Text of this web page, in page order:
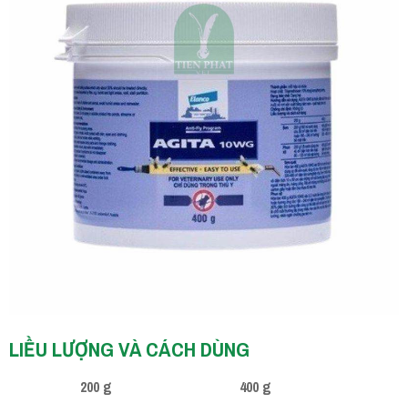
LIỀU LƯỢNG VÀ CÁCH DÙNG
200 g 400 g